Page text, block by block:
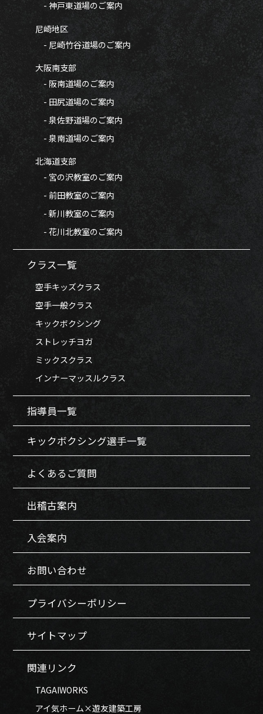
- 神戸東道場のご案内
尼崎地区
- 尼崎竹谷道場のご案内
大阪南支部
- 阪南道場のご案内
- 田尻道場のご案内
- 泉佐野道場のご案内
- 泉南道場のご案内
北海道支部
- 宮の沢教室のご案内
- 前田教室のご案内
- 新川教室のご案内
- 花川北教室のご案内
クラス一覧
空手キッズクラス
空手一般クラス
キックボクシング
ストレッチヨガ
ミックスクラス
インナーマッスルクラス
指導員一覧
キックボクシング選手一覧
よくあるご質問
出稽古案内
入会案内
お問い合わせ
プライバシーポリシー
サイトマップ
関連リンク
TAGAIWORKS
アイ気ホーム×遊友建築工房